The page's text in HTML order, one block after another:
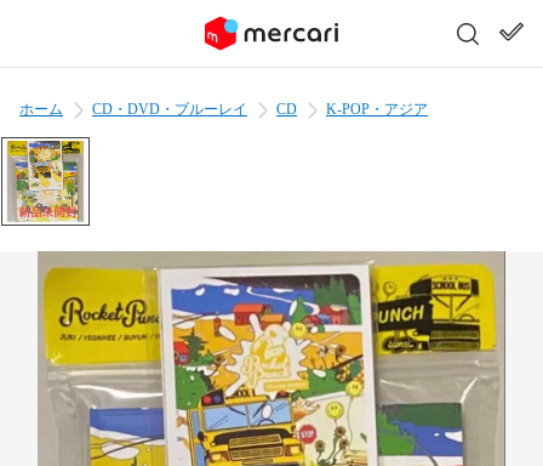
ホーム CD・DVD・ブルーレイ CD K-POP・アジア